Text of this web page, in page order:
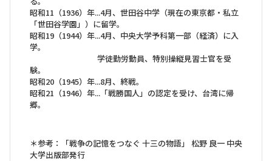
昭和11（1936）年...4月、世田谷中学（現在の東京都・私立
「世田谷学園」）に留学。
昭和19（1944）年...4月、中央大学予科第一部（経済）に入
学。
学徒勤労動員、特別操縦見習士官を受
験。
昭和20（1945）年...8月、終戦。
昭和21（1946）年...「戦勝国人」の認定を受け、台湾に帰
郷。
＊参考：「戦争の記憶をつなぐ 十三の物語」 松野 良一 中央
大学出版部発行